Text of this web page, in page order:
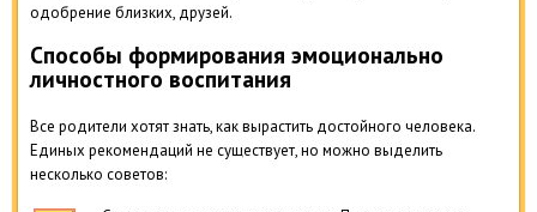
одобрение близких, друзей.
Способы формирования эмоционально
личностного воспитания
Все родители хотят знать, как вырастить достойного человека.
Единых рекомендаций не существует, но можно выделить
несколько советов: